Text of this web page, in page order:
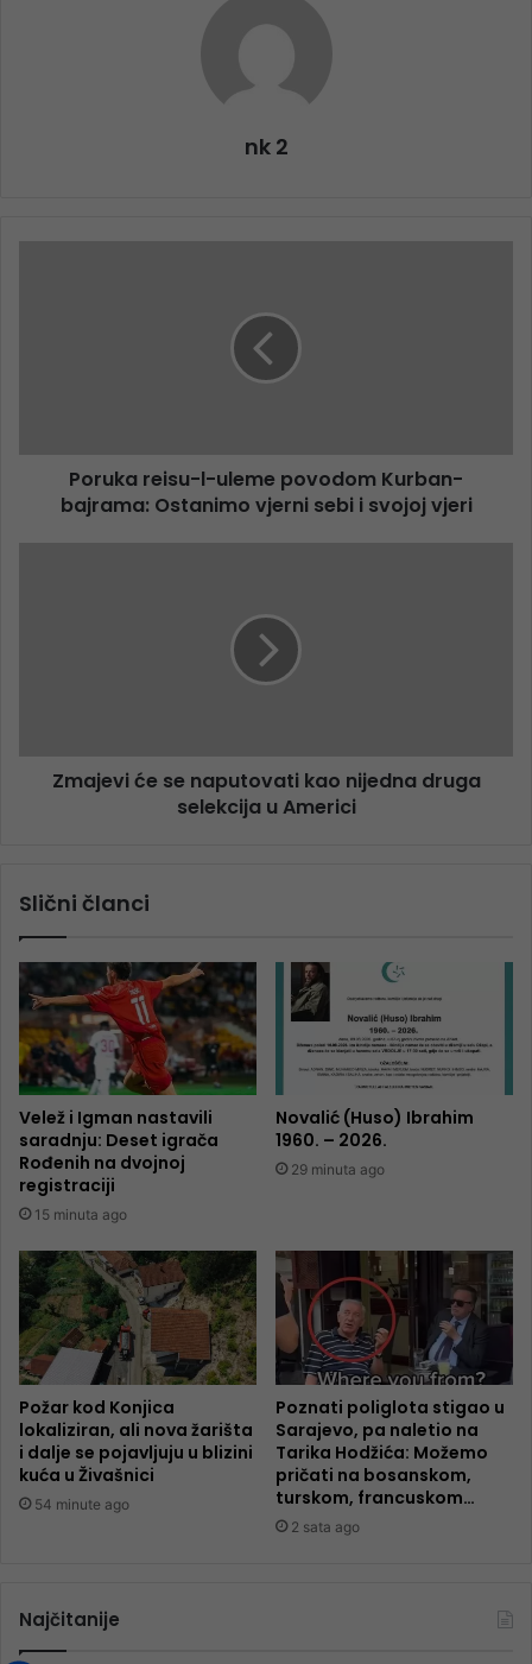
nk 2
Poruka reisu-l-uleme povodom Kurban-
bajrama: Ostanimo vjerni sebi i svojoj vjeri
Zmajevi će se naputovati kao nijedna druga
selekcija u Americi
Slični članci
Velež i Igman nastavili
saradnju: Deset igrača
Rođenih na dvojnoj
registraciji
15 minuta ago
Novalić (Huso) Ibrahim
1960. – 2026.
29 minuta ago
Požar kod Konjica
lokaliziran, ali nova žarišta
i dalje se pojavljuju u blizini
kuća u Živašnici
54 minute ago
Poznati poliglota stigao u
Sarajevo, pa naletio na
Tarika Hodžića: Možemo
pričati na bosanskom,
turskom, francuskom…
2 sata ago
Najčitanije